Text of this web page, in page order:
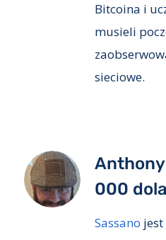
Bitcoina i
musieli
sieciowe.
Anthony
000
Sassano